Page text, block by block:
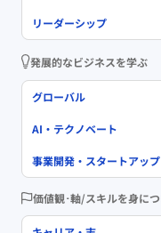
リーダーシップ
発展的なビジネスを学ぶ
グローバル
AI・テクノベート
事業開発・スタートアップ
価値観･軸/スキルを身に